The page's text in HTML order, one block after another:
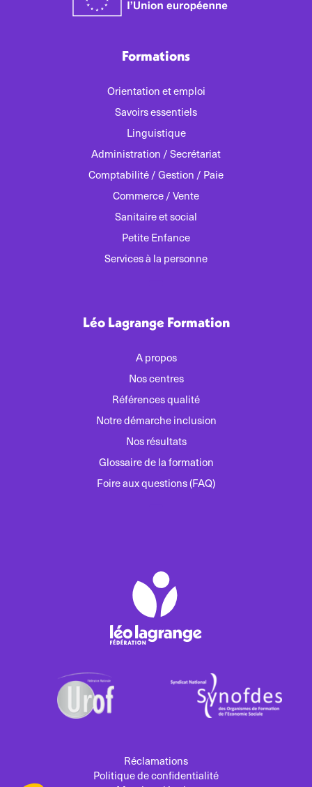
Formations
Orientation et emploi
Savoirs essentiels
Linguistique
Administration / Secrétariat
Comptabilité / Gestion / Paie
Commerce / Vente
Sanitaire et social
Petite Enfance
Services à la personne
Léo Lagrange Formation
A propos
Nos centres
Références qualité
Notre démarche inclusion
Nos résultats
Glossaire de la formation
Foire aux questions (FAQ)
Réclamations
Politique de confidentialité